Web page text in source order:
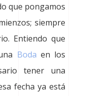
que pongamos
siempre
Entiendo que
Boda en los
tener una
fecha ya está